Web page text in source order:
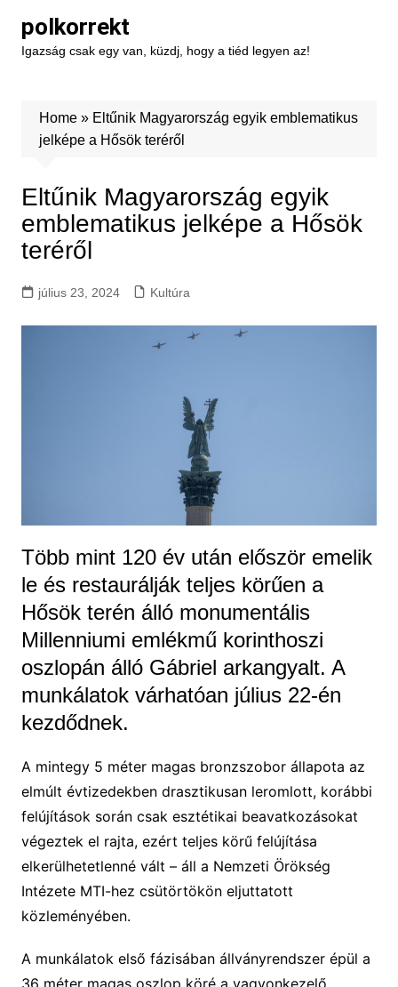
content
polkorrekt
Igazság csak egy van, küzdj, hogy a tiéd legyen az!
Home» Eltűnik Magyarország egyik emblematikus
jelképe a Hősök teréről
Eltűnik Magyarország egyik
emblematikus jelképe a Hősök
teréről
július 23, 2024 Kultúra
Több mint 120 év után először emelik
le és restaurálják teljes körűen a
Hősök terén álló monumentális
Millenniumi emlékmű korinthoszi
oszlopán álló Gábriel arkangyalt. A
munkálatok várhatóan július 22-én
kezdődnek.
A mintegy 5 méter magas bronzszobor állapota az
elmúlt évtizedekben drasztikusan leromlott, korábbi
felújítások során csak esztétikai beavatkozásokat
végeztek el rajta, ezért teljes körű felújítása
elkerülhetetlenné vált – áll a Nemzeti Örökség
Intézete MTI-hez csütörtökön eljuttatott
közleményében.
A munkálatok első fázisában állványrendszer épül a